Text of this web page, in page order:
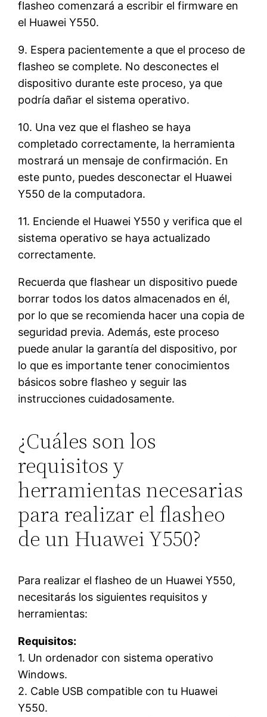
flasheo comenzará a escribir el firmware en
el Huawei Y550.
9. Espera pacientemente a que el proceso de
flasheo se complete. No desconectes el
dispositivo durante este proceso, ya que
podría dañar el sistema operativo.
10. Una vez que el flasheo se haya
completado correctamente, la herramienta
mostrará un mensaje de confirmación. En
este punto, puedes desconectar el Huawei
Y550 de la computadora.
11. Enciende el Huawei Y550 y verifica que el
sistema operativo se haya actualizado
correctamente.
Recuerda que flashear un dispositivo puede
borrar todos los datos almacenados en él,
por lo que se recomienda hacer una copia de
seguridad previa. Además, este proceso
puede anular la garantía del dispositivo, por
lo que es importante tener conocimientos
básicos sobre flasheo y seguir las
instrucciones cuidadosamente.
¿Cuáles son los
requisitos y
herramientas necesarias
para realizar el flasheo
de un Huawei Y550?
Para realizar el flasheo de un Huawei Y550,
necesitarás los siguientes requisitos y
herramientas:
Requisitos:
1. Un ordenador con sistema operativo
Windows.
2. Cable USB compatible con tu Huawei
Y550.